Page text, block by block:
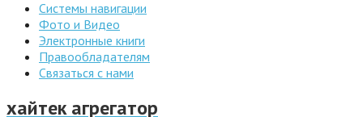
Системы навигации
Фото и Видео
Электронные книги
Правообладателям
Связаться с нами
хайтек агрегатор